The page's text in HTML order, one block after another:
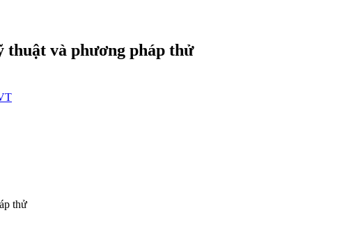
thuật và phương pháp thử
thử